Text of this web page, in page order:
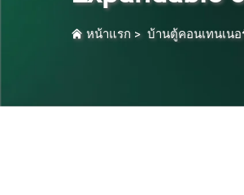
หน้าแรก > บ้านตู้คอนเทนเนอ